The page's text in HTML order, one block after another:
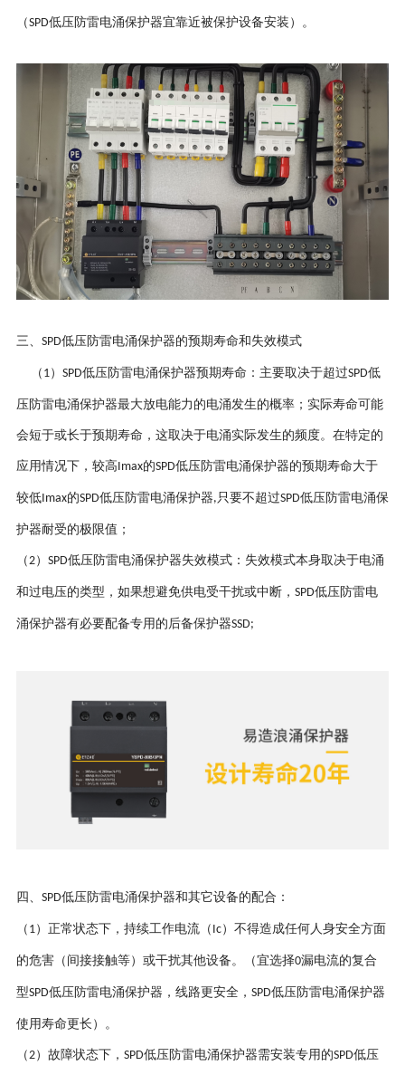
（SPD低压防雷电涌保护器宜靠近被保护设备安装）。
三、 SPD低压防雷电涌保护器的预期寿命和失效模式
（ 1） SPD低压防雷电涌保护器预期寿命：主要取决于超过SPD低
压防雷电涌保护器最大放电能力的电涌发生的概率；实际寿命可能
会短于或长于预期寿命，这取决于电涌实际发生的频度。在特定的
应用情况下，较高Imax的SPD低压防雷电涌保护器的预期寿命大于
较低Imax的SPD低压防雷电涌保护器, 只要不超过SPD低压防雷电涌保
护器耐受的极限值；
（2） SPD低压防雷电涌保护器失效模式：失效模式本身取决于电涌
和过电压的类型，如果想避免供电受干扰或中断， SPD低压防雷电
涌保护器有必要配备专用的后备保护器SSD;
四、 SPD低压防雷电涌保护器和其它设备的配合：
（ 1）正常状态下，持续工作电流（ Ic）不得造成任何人身安全方面
的危害（间接接触等）或干扰其他设备。（宜选择0漏电流的复合
型SPD低压防雷电涌保护器，线路更安全， SPD低压防雷电涌保护器
使用寿命更长）。
（2）故障状态下， SPD低压防雷电涌保护器需安装专用的SPD低压